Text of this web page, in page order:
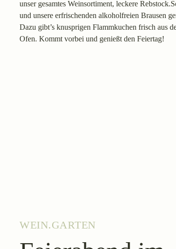
unser gesamtes Weinsortiment, leckere
und unsere erfrischenden alkoholfreien Brausen
Dazu gibt’s knusprigen Flammkuchen frisch aus
Ofen. Kommt vorbei und genießt den Feiertag!
WEIN.GARTEN